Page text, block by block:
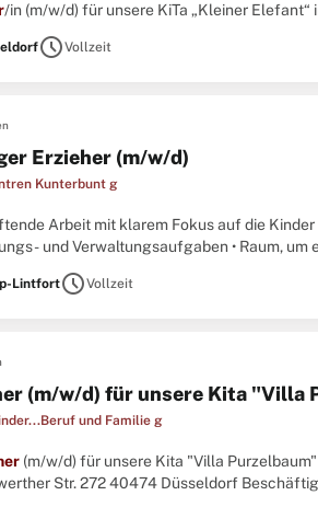
/in (m/w/d) für unsere KiTa „Kleiner
scheduleVollzeit
Erzieher (m/w/d)
Kunterbunt g
Arbeit mit klarem Fokus auf die
und Verwaltungsaufgaben • Raum,
LintfortscheduleVollzeit
(m/w/d) für unsere Kita "Villa
und Familie g
(m/w/d) für unsere Kita "Villa
Str. 272 40474 Düsseldorf